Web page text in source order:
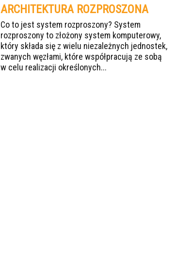
ARCHITEKTURA ROZPROSZONA
Co to jest system rozproszony? System
rozproszony to złożony system komputerowy,
który składa się z wielu niezależnych jednostek,
zwanych węzłami, które współpracują ze sobą
w celu realizacji określonych...